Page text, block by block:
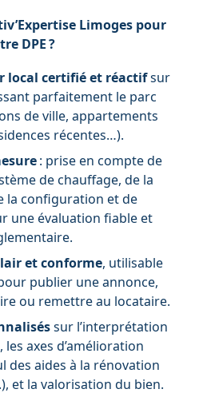
Limoges pour
DPE ?
local certifié et réactifsur
parfaitement le parc
de ville, appartements
récentes…).
: prise en compte de
de chauffage, de la
la configuration et de
une évaluation fiable et
et conforme, utilisable
publier une annonce,
ou remettre au locataire.
sur l’interprétation
axes d’amélioration
des aides à la rénovation
et la valorisation du bien.